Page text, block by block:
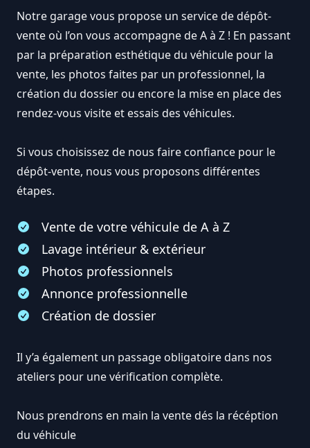
Notre garage vous propose un service de dépôt-
vente où l’on vous accompagne de A à Z ! En passant
par la préparation esthétique du véhicule pour la
vente, les photos faites par un professionnel, la
création du dossier ou encore la mise en place des
rendez-vous visite et essais des véhicules.
Si vous choisissez de nous faire confiance pour le
dépôt-vente, nous vous proposons différentes
étapes.
Vente de votre véhicule de A à Z
Lavage intérieur & extérieur
Photos professionnels
Annonce professionnelle
Création de dossier
Il y’a également un passage obligatoire dans nos
ateliers pour une vérification complète.
Nous prendrons en main la vente dés la récéption
du véhicule